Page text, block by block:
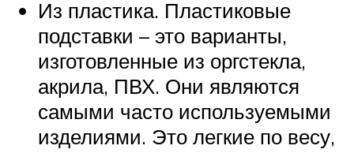
Из пластика. Пластиковые
подставки – это варианты,
изготовленные из оргстекла,
акрила, ПВХ. Они являются
самыми часто используемыми
изделиями. Это легкие по весу,